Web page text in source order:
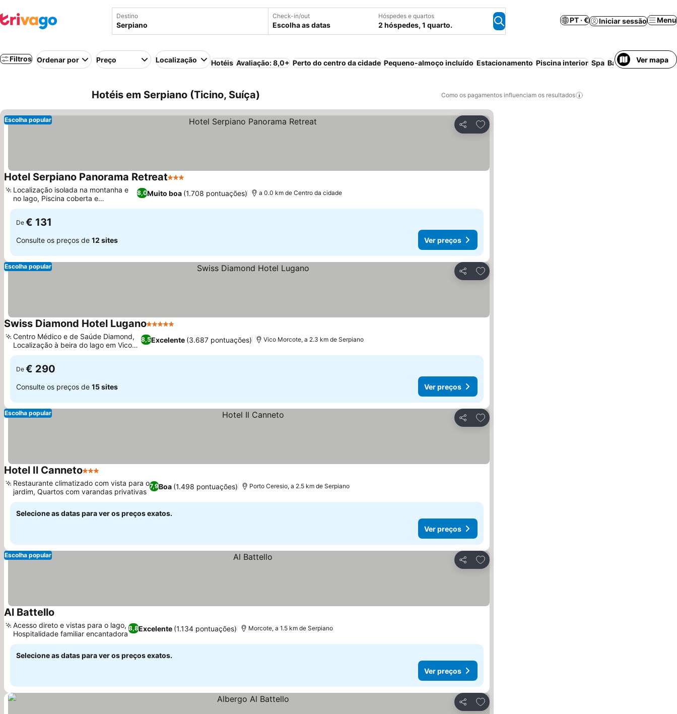
Destino Check-in/out
Escolha as datas
Hóspedes e quartos
2 hóspedes, 1 quarto.
PT · € Iniciar sessão Menu
Filtros Ordenar por Preço Localização Hotéis Avaliação: 8,0+ Perto do centro da cidade Pequeno-almoço incluído Estacionamento Piscina interior Spa Banheira deVer mapa
Hotéis em Serpiano (Ticino, Suíça) Como os pagamentos influenciam os resultados
Partilhar
Adicionar aos favoritos
Escolha popular
Hotel Serpiano Panorama Retreat3 Estrelas
8,0Muito boa (1.708 pontuações)
Localização isolada na montanha e
no lago, Piscina coberta e
hidromassagem
a 0.0 km de Centro da cidade
De € 131
Consulte os preços de 12 sites Ver preços
Partilhar
Adicionar aos favoritos
Escolha popular
Swiss Diamond Hotel Lugano5 Estrelas
8,5Excelente (3.687 pontuações)
Centro Médico e de Saúde Diamond,
Localização à beira do lago em Vico
Morcote
Vico Morcote, a 2.3 km de Serpiano
De € 290
Consulte os preços de 15 sites Ver preços
Partilhar
Adicionar aos favoritos
Escolha popular
Hotel Il Canneto3 Estrelas
7,9Boa (1.498 pontuações)
Restaurante climatizado com vista para o
jardim, Quartos com varandas privativas
Porto Ceresio, a 2.5 km de Serpiano
Selecione as datas para ver os preços exatos.
Ver preços
Partilhar
Adicionar aos favoritos
Escolha popular
Al Battello
8,8Excelente (1.134 pontuações)
Acesso direto e vistas para o lago,
Hospitalidade familiar encantadora
Morcote, a 1.5 km de Serpiano
Selecione as datas para ver os preços exatos.
Ver preços
Partilhar
Adicionar aos favoritos